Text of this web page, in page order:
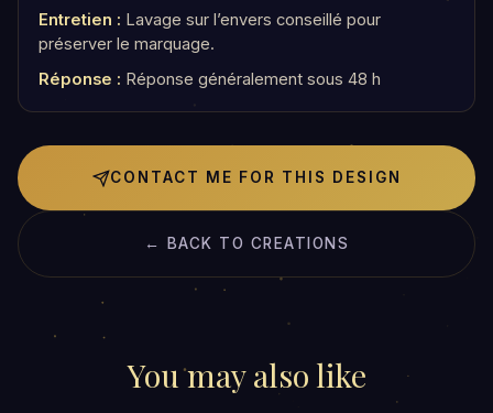
Entretien : Lavage sur l’envers conseillé pour
préserver le marquage.
Réponse : Réponse généralement sous 48 h
CONTACT ME FOR THIS DESIGN
← BACK TO CREATIONS
You may also like